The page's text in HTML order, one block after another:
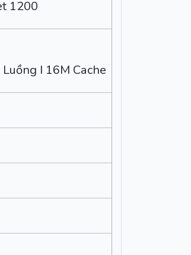
1200
I 16M Cache